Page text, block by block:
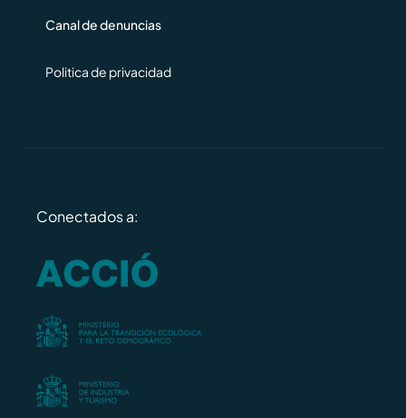
Canal de denuncias
Politica de privacidad
Conectados a: